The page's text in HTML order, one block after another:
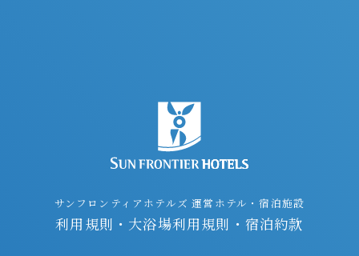
サンフロンティアホテルズ 運営ホテル・宿泊施設
利用規則・大浴場利用規則・宿泊約款